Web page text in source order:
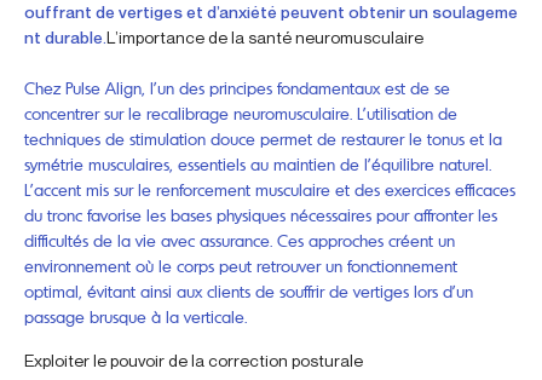
ouffrant de vertiges et d’anxiété peuvent obtenir un soulageme
nt durable.L’importance de la santé neuromusculaire
Chez Pulse Align, l’un des principes fondamentaux est de se
concentrer sur le recalibrage neuromusculaire. L’utilisation de
techniques de stimulation douce permet de restaurer le tonus et la
symétrie musculaires, essentiels au maintien de l’équilibre naturel.
L’accent mis sur le renforcement musculaire et des exercices efficaces
du tronc favorise les bases physiques nécessaires pour affronter les
difficultés de la vie avec assurance. Ces approches créent un
environnement où le corps peut retrouver un fonctionnement
optimal, évitant ainsi aux clients de souffrir de vertiges lors d’un
passage brusque à la verticale.
Exploiter le pouvoir de la correction posturale